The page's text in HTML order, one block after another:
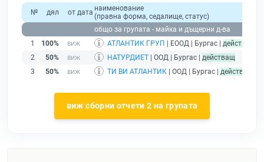
№ дял от дата наименование
(правна форма, седалище, статус)
общо за групата - майка и дъщерни д-ва
1
100% АТЛАНТИК ГРУП | ЕООД | Бургас | действащ
2
50% НАТУРДИЕТ | ООД | Бургас | действащ
3
50% ТИ ВИ АТЛАНТИК | ООД | Бургас | действащ
виж сборни отчети 2 на групата